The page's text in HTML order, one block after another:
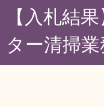
観光魅力・イベン
創業・産業・ビ
【入札結
ター清掃